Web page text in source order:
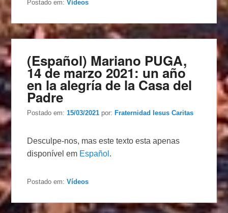
Postado em: Vídeos
(Español) Mariano PUGA,
14 de marzo 2021: un año
en la alegría de la Casa del
Padre
Postado em:15/03/2021 por: Fraternidad Iesus Caritas
Desculpe-nos, mas este texto esta apenas
disponível em Español .
Postado em: Vídeos